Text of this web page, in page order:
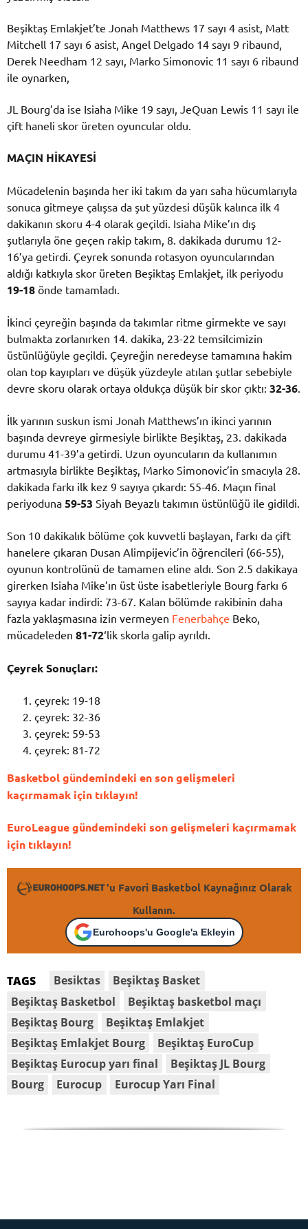
Beşiktaş Emlakjet’te Jonah Matthews 17 sayı 4 asist, Matt
Mitchell 17 sayı 6 asist, Angel Delgado 14 sayı 9 ribaund,
Derek Needham 12 sayı, Marko Simonovic 11 sayı 6 ribaund
ile oynarken,
JL Bourg’da ise Isiaha Mike 19 sayı, JeQuan Lewis 11 sayı ile
çift haneli skor üreten oyuncular oldu.
MAÇIN HİKAYESİ
Mücadelenin başında her iki takım da yarı saha hücumlarıyla
sonuca gitmeye çalışsa da şut yüzdesi düşük kalınca ilk 4
dakikanın skoru 4-4 olarak geçildi. Isiaha Mike’ın dış
şutlarıyla öne geçen rakip takım, 8. dakikada durumu 12-
16’ya getirdi. Çeyrek sonunda rotasyon oyuncularından
aldığı katkıyla skor üreten Beşiktaş Emlakjet, ilk periyodu
19-18 önde tamamladı.
İkinci çeyreğin başında da takımlar ritme girmekte ve sayı
bulmakta zorlanırken 14. dakika, 23-22 temsilcimizin
üstünlüğüyle geçildi. Çeyreğin neredeyse tamamına hakim
olan top kayıpları ve düşük yüzdeyle atılan şutlar sebebiyle
devre skoru olarak ortaya oldukça düşük bir skor çıktı: 32-36
İlk yarının suskun ismi Jonah Matthews’ın ikinci yarının
başında devreye girmesiyle birlikte Beşiktaş, 23. dakikada
durumu 41-39’a getirdi. Uzun oyuncuların da kullanımın
artmasıyla birlikte Beşiktaş, Marko Simonovic’in smacıyla 28.
dakikada farkı ilk kez 9 sayıya çıkardı: 55-46. Maçın final
periyoduna 59-53 Siyah Beyazlı takımın üstünlüğü ile gidildi.
Son 10 dakikalık bölüme çok kuvvetli başlayan, farkı da çift
hanelere çıkaran Dusan Alimpijevic’in öğrencileri (66-55),
oyunun kontrolünü de tamamen eline aldı. Son 2.5 dakikaya
girerken Isiaha Mike’ın üst üste isabetleriyle Bourg farkı 6
sayıya kadar indirdi: 73-67. Kalan bölümde rakibinin daha
fazla yaklaşmasına izin vermeyen Fenerbahçe Beko,
mücadeleden 81-72‘lik skorla galip ayrıldı.
Çeyrek Sonuçları:
çeyrek: 19-18
çeyrek: 32-36
çeyrek: 59-53
çeyrek: 81-72
Basketbol gündemindeki en son gelişmeleri
kaçırmamak için tıklayın!
EuroLeague gündemindeki son gelişmeleri kaçırmamak
için tıklayın!
'u Favori Basketbol Kaynağınız Olarak
Kullanın.
Eurohoops'u Google'a Ekleyin
TAGS Besiktas
Beşiktaş Basket
Beşiktaş Basketbol
Beşiktaş basketbol maçı
Beşiktaş Bourg
Beşiktaş Emlakjet
Beşiktaş Emlakjet Bourg
Beşiktaş EuroCup
Beşiktaş Eurocup yarı final
Beşiktaş JL Bourg
Bourg
Eurocup Eurocup Yarı Final